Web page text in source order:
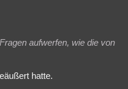
aufwerfen, wie die von
hatte.